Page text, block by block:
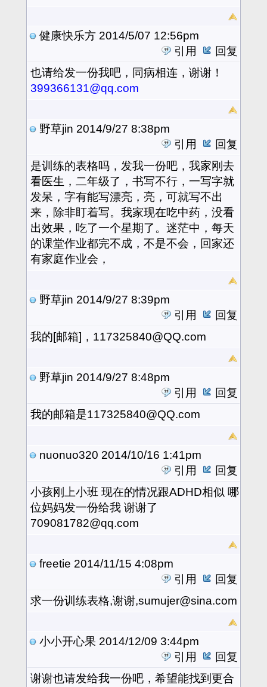
健康快乐方 2014/5/07 12:56pm
引用
回复
也请给发一份我吧，同病相连，谢谢！
399366131@qq.com
野草jin 2014/9/27 8:38pm
引用
回复
是训练的表格吗，发我一份吧，我家刚去
看医生，二年级了，书写不行，一写字就
发呆，字有能写漂亮，亮，可就写不出
来，除非盯着写。我家现在吃中药，没看
出效果，吃了一个星期了。迷茫中，每天
的课堂作业都完不成，不是不会，回家还
有家庭作业会，
野草jin 2014/9/27 8:39pm
引用
回复
我的[邮箱]，117325840@QQ.com
野草jin 2014/9/27 8:48pm
引用
回复
我的邮箱是117325840@QQ.com
nuonuo320 2014/10/16 1:41pm
引用
回复
小孩刚上小班 现在的情况跟ADHD相似 哪
位妈妈发一份给我 谢谢了
709081782@qq.com
freetie 2014/11/15 4:08pm
引用
回复
求一份训练表格,谢谢,sumujer@sina.com
小小开心果 2014/12/09 3:44pm
引用
回复
谢谢也请发给我一份吧，希望能找到更合